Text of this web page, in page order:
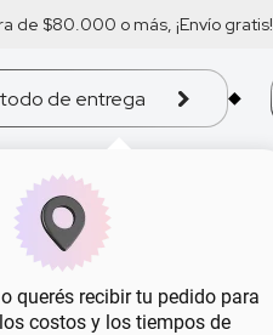
de $80.000 o más, ¡Envío gratis!
de entrega
querés recibir tu pedido para
costos y los tiempos de